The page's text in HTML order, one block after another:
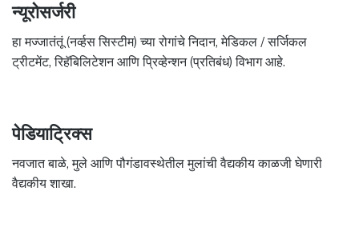
न्यूरोसर्जरी
हा मज्जातंतूं (नर्व्हस सिस्टीम) च्या रोगांचे निदान, मेडिकल / सर्जिकल
ट्रीटमेंट, रिहॅबिलिटेशन आणि प्रिव्हेन्शन (प्रतिबंध) विभाग आहे.
पेडियाट्रिक्स
नवजात बाळे, मुले आणि पौगंडावस्थेतील मुलांची वैद्यकीय काळजी घेणारी
वैद्यकीय शाखा.